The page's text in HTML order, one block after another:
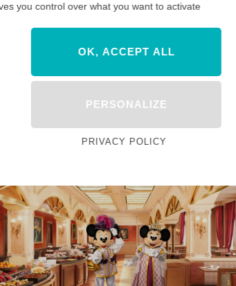
portes du Parc
you control over what you want to activate
OK, ACCEPT ALL
PERSONALIZE
PRIVACY POLICY